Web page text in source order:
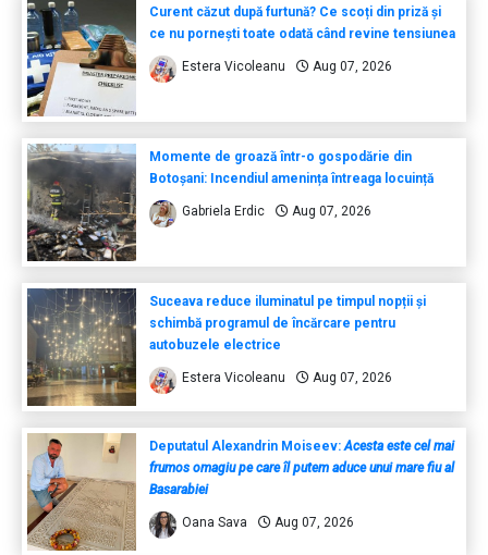
Curent căzut după furtună? Ce scoți din priză și
ce nu pornești toate odată când revine tensiunea
Estera Vicoleanu Aug 07, 2026
Momente de groază într-o gospodărie din
Botoșani: Incendiul amenința întreaga locuință
Gabriela Erdic Aug 07, 2026
Suceava reduce iluminatul pe timpul nopții și
schimbă programul de încărcare pentru
autobuzele electrice
Estera Vicoleanu Aug 07, 2026
Deputatul Alexandrin Moiseev:Acesta este cel mai
frumos omagiu pe care îl putem aduce unui mare fiu al
Basarabiei
Oana Sava Aug 07, 2026